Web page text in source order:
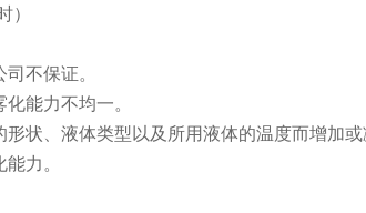
）
不保证。
能力不均一。
状、液体类型以及所用液体的温度而增加
力。